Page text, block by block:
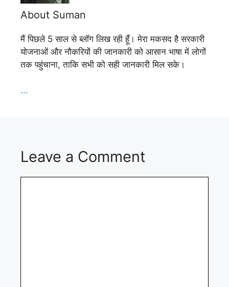
About Suman
मैं पिछले 5 साल से ब्लॉग लिख रही हूँ। मेरा मकसद है सरकारी
योजनाओं और नौकरियों की जानकारी को आसान भाषा में लोगों
तक पहुंचाना, ताकि सभी को सही जानकारी मिल सके।
...
Leave a Comment